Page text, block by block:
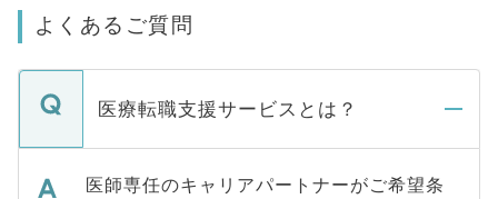
よくあるご質問
医療転職支援サービスとは？
医師専任のキャリアパートナーがご希望条